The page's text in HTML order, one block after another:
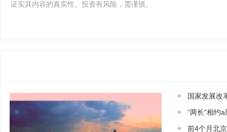
证实其内容的真实性。投资有风险，需谨慎。
国家发展改
“两长”相约
前4个月北